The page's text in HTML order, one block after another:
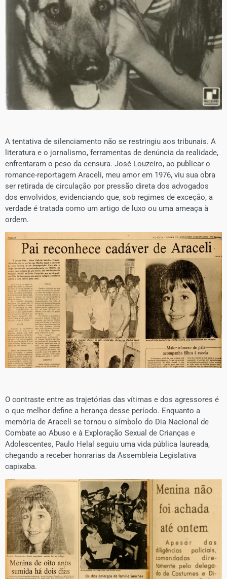
A tentativa de silenciamento não se restringiu aos tribunais. A
literatura e o jornalismo, ferramentas de denúncia da realidade,
enfrentaram o peso da censura. José Louzeiro, ao publicar o
romance-reportagem Araceli, meu amor em 1976, viu sua obra
ser retirada de circulação por pressão direta dos advogados
dos envolvidos, evidenciando que, sob regimes de exceção, a
verdade é tratada como um artigo de luxo ou uma ameaça à
ordem.
O contraste entre as trajetórias das vítimas e dos agressores é
o que melhor define a herança desse período. Enquanto a
memória de Araceli se tornou o símbolo do Dia Nacional de
Combate ao Abuso e à Exploração Sexual de Crianças e
Adolescentes, Paulo Helal seguiu uma vida pública laureada,
chegando a receber honrarias da Assembleia Legislativa
capixaba.